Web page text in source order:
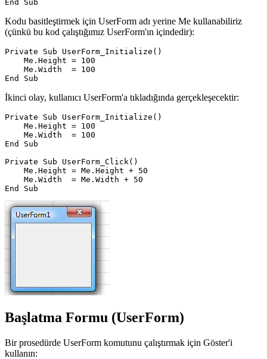
Kodu basitleştirmek için UserForm adı yerine Me kullanabiliriz
(çünkü bu kod çalıştığımız UserForm'ın içindedir):
Private Sub UserForm_Initialize()
    Me.Height = 100
    Me.Width  = 100
İkinci olay, kullanıcı UserForm'a tıkladığında gerçekleşecektir:
Private Sub UserForm_Initialize()
    Me.Height = 100
    Me.Width  = 100
End Sub
Private Sub UserForm_Click()
    Me.Height = Me.Height + 50
    Me.Width  = Me.Width + 50
Başlatma Formu (UserForm)
Bir prosedürde UserForm komutunu çalıştırmak için Göster'i
kullanın: